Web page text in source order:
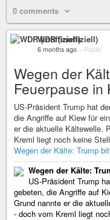
0 comments
WDR (inoffiziell)
6 months ago – Public
Wegen der
Feuerpause in
US-Präsident Trump hat
die Angriffe auf Kiew für
er die aktuelle Kältewelle.
Kreml liegt noch keine
Wegen der Kälte: Trump
Wegen der Kälte:
US-Präsident Trump
gebeten, die Angriffe auf
Grund nannte er die
- doch vom Kreml liegt